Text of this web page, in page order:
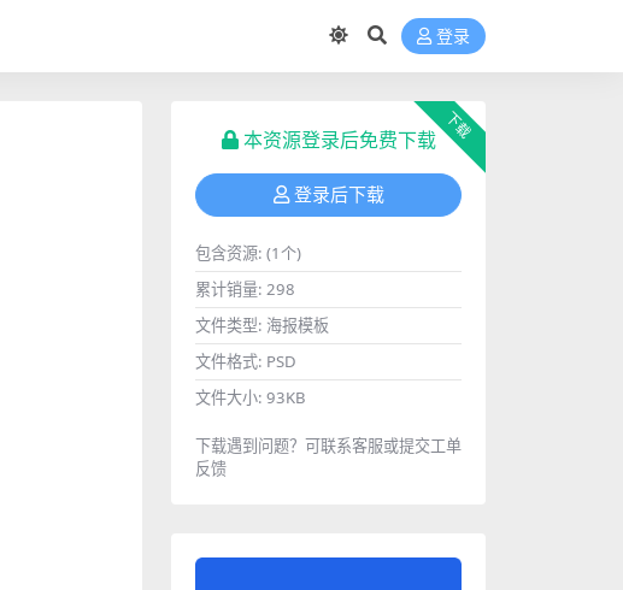
登录
下载
本资源登录后免费下载
登录后下载
包含资源: (1个)
累计销量: 298
文件类型: 海报模板
文件格式: PSD
文件大小: 93KB
下载遇到问题？可联系客服或提交工单
反馈